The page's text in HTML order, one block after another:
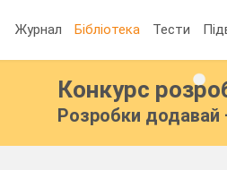
Журнал Бібліотека Тести
Конкурс
Розробки додавай